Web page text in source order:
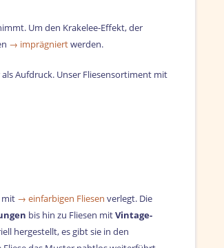
Um den Krakelee-Effekt, der
→ imprägniertwerden.
Aufdruck. Unser Fliesensortiment mit
mit → einfarbigen Fliesen verlegt. Die
bis hin zu Fliesen mitVintage-
hergestellt, es gibt sie in den